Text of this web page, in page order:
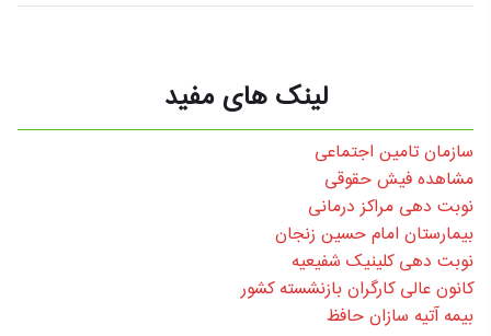
لینک های مفید
سازمان تامین اجتماعی
مشاهده فیش حقوقی
نوبت دهی مراکز درمانی
بیمارستان امام حسین زنجان
نوبت دهی کلینیک شفیعیه
کانون عالی کارگران بازنشسته کشور
بیمه آتیه سازان حافظ